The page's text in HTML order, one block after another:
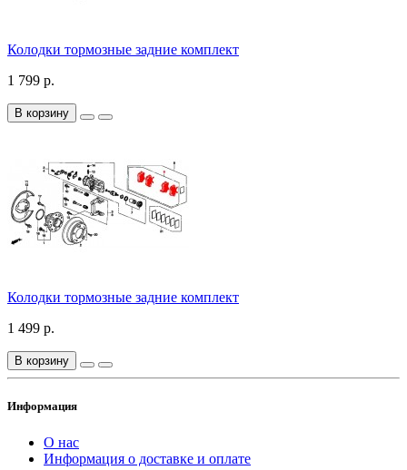
Колодки тормозные задние комплект
1 799 р.
В корзину
Колодки тормозные задние комплект
1 499 р.
В корзину
Информация
О нас
Информация о доставке и оплате